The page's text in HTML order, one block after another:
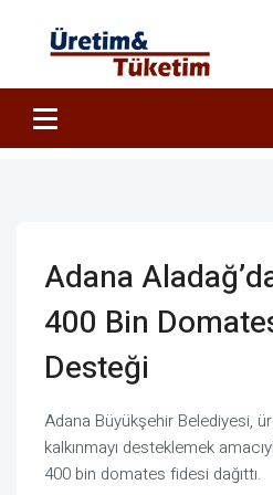
Adana
400 Bin
Desteği
Adana Büyükşehir Belediyesi,
kalkınmayı desteklemek
400 bin domates fidesi dağıttı.